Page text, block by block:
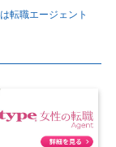
転職エージェント